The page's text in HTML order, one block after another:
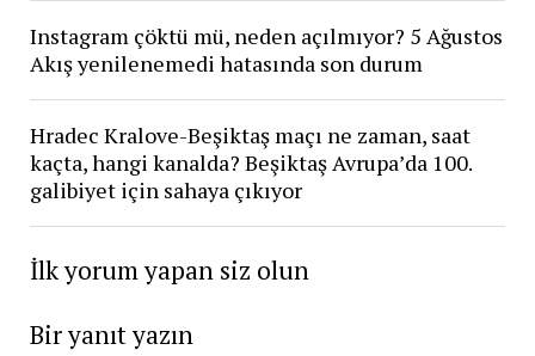
Instagram çöktü mü, neden açılmıyor? 5 Ağustos
Akış yenilenemedi hatasında son durum
Hradec Kralove-Beşiktaş maçı ne zaman, saat
kaçta, hangi kanalda? Beşiktaş Avrupa’da 100.
galibiyet için sahaya çıkıyor
İlk yorum yapan siz olun
Bir yanıt yazın